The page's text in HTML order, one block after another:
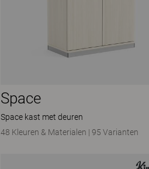
Space
Space kast met deuren
48 Kleuren & Materialen | 95 Varianten